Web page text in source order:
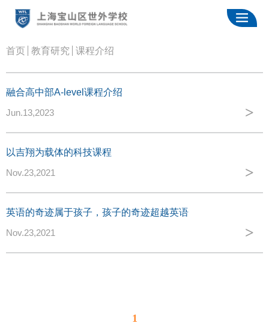
首页 教育研究 课程介绍
融合高中部A-level课程介绍
Jun.13,2023
>
以吉翔为载体的科技课程
Nov.23,2021
>
英语的奇迹属于孩子，孩子的奇迹超越英语
Nov.23,2021
>
1